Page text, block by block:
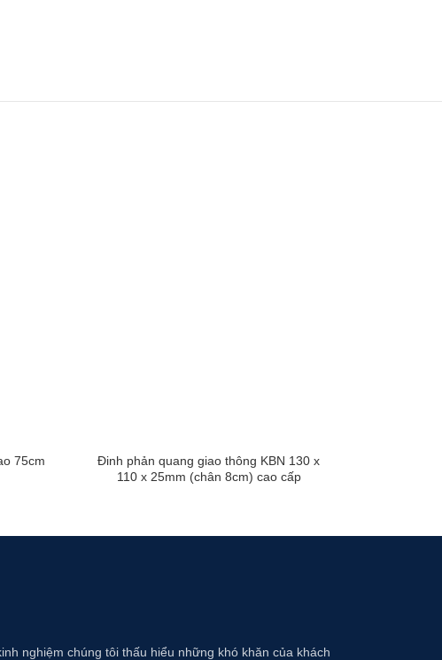
75cm
Đinh phản quang giao thông KBN 130 x
110 x 25mm (chân 8cm) cao cấp
nghiệm chúng tôi thấu hiểu những khó khăn của khách